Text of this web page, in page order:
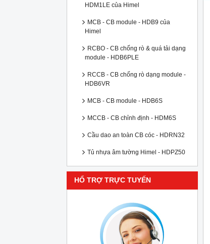
HDM1LE của Himel
MCB - CB module - HDB9 của
Himel
RCBO - CB chống rò & quá tải dạng
module - HDB6PLE
RCCB - CB chống rò dạng module -
HDB6VR
MCB - CB module - HDB6S
MCCB - CB chỉnh định - HDM6S
Cầu dao an toàn CB cóc - HDRN32
Tủ nhựa âm tường Himel - HDPZ50
HỔ TRỢ TRỰC TUYẾN